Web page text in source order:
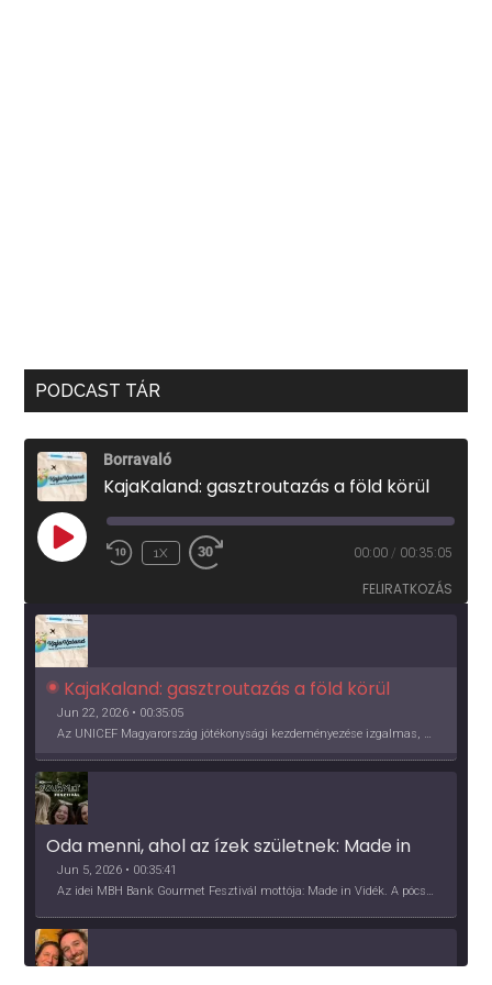
PODCAST TÁR
Borravaló
KajaKaland: gasztroutazás a föld körül
PLAY
EPISODE
1X 00:00 / 00:35:05
FELIRATKOZÁS
KajaKaland: gasztroutazás a föld körül
Jun 22, 2026 • 00:35:05
Az UNICEF Magyarország jótékonysági kezdeményezése izgalmas, egész éves világkörüli ízutazásra hív, igazi családi program és gasztroedukáció, illetve segítség a rászorulóknak is egyben.
Oda menni, ahol az ízek születnek: Made in
Vidék, Gourmet Fesztivál 2026
Jun 5, 2026 • 00:35:41
Az idei MBH Bank Gourmet Fesztivál mottója: Made in Vidék. A pócsmegyeri Papi, a mályinkai Iszkor és a szigligeti Villa Kabala tulajdonosai beszélnek arról, hogy mit jelentenek nekik a vidék ízei.